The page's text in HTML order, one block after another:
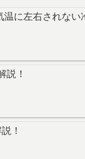
に左右されない
説！
！